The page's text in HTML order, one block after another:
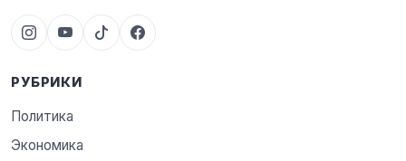
РУБРИКИ
Политика
Экономика